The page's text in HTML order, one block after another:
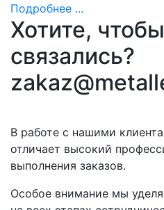
Подробнее ...
Хотите,
связались?
В работе с нашими
отличает высокий
выполнения заказов.
Особое внимание мы